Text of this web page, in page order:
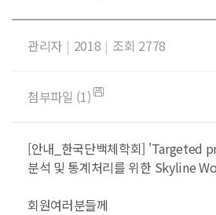
관리자 | 2018 | 조회 2778
첨부파일 (1)
[안내_한국단백체학회] 'Targeted
분석 및 통계처리를 위한 Skyline
회원여러분들께